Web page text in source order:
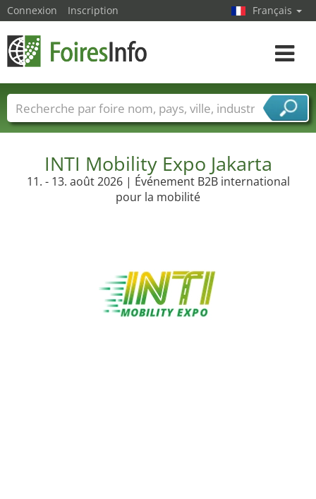
INTI Mobility Expo Jakarta
11. - 13. août 2026 | Événement B2B international
pour la mobilité
Connexion Inscription Français
Toggle
Foire noms Pays Villes
Secteurs de foire